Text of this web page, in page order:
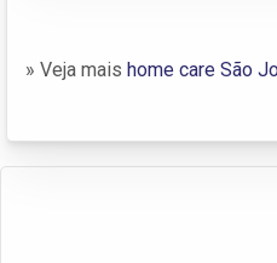
» Veja mais home care São